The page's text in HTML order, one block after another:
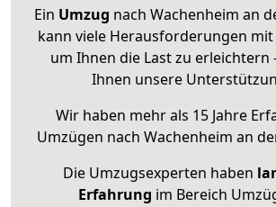
Ein Umzug nach Wachenheim an
kann viele Herausforderungen
um Ihnen die Last zu erleichtern
Ihnen unsere
Wir haben mehr als 15 Jahre
Umzügen nach Wachenheim an
Die Umzugsexperten haben
Erfahrung im Bereich